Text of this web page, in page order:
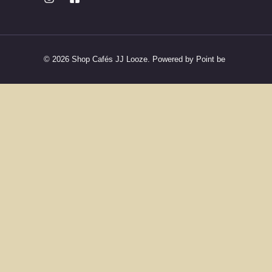
© 2026 Shop Cafés JJ Looze. Powered by Point be